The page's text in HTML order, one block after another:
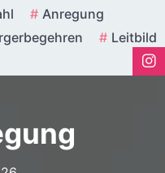
Anregung
Leitbild